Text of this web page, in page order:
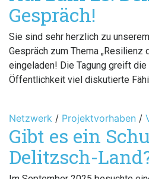
Gespräch!
Sie sind sehr herzlich zu
Gespräch zum Thema „Resilienz
eingeladen! Die Tagung greift
Öffentlichkeit viel diskutierte
Netzwerk / Projektvorhaben /
Gibt es ein
Delitzsch-